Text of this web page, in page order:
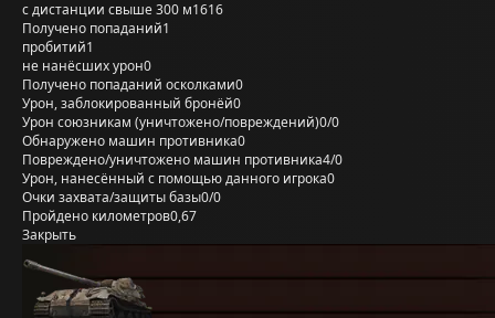
с дистанции свыше 300 м1616
Получено попаданий1
пробитий1
не нанёсших урон0
Получено попаданий осколками0
Урон, заблокированный бронёй0
Урон союзникам (уничтожено/повреждений)0/0
Обнаружено машин противника0
Повреждено/уничтожено машин противника4/0
Урон, нанесённый с помощью данного игрока0
Очки захвата/защиты базы0/0
Пройдено километров0,67
Закрыть